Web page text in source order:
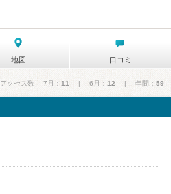
地図 口コミ
アクセス数 7月： 11 | 6月： 12 | 年間： 59